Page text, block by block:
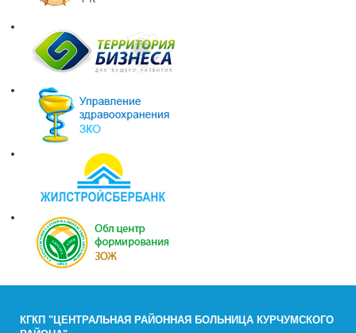
КГКП "ЦЕНТРАЛЬНАЯ РАЙОННАЯ БОЛЬНИЦА КУРЧУМСКОГО